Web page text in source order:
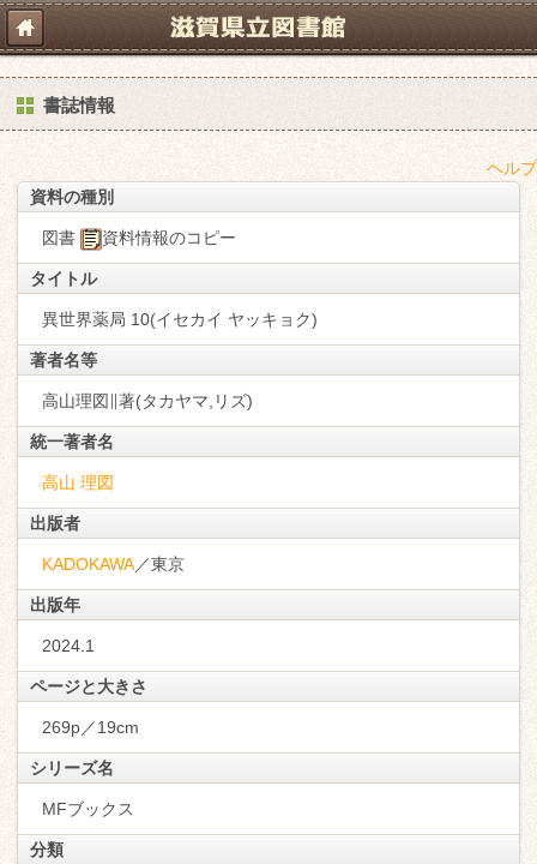
書誌情報
ヘルプ
資料の種別
図書 資料情報のコピー
タイトル
異世界薬局 10(イセカイ ヤッキョク)
著者名等
高山理図∥著(タカヤマ,リズ)
統一著者名
高山 理図
出版者
KADOKAWA／東京
出版年
2024.1
ページと大きさ
269p／19cm
シリーズ名
MFブックス
分類